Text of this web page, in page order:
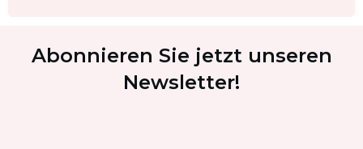
Abonnieren Sie jetzt unseren
Newsletter!